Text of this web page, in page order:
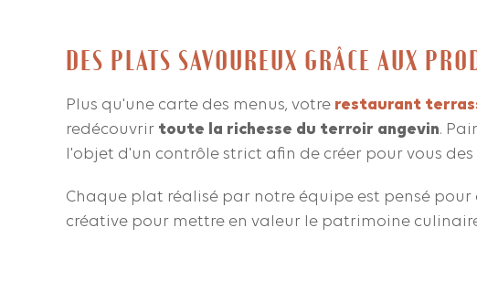
DES PLATS SAVOUREUX GRÂCE AUX
Plus qu'une carte des menus, votre restaurant
redécouvrir toute la richesse du terroir angevin.
l'objet d'un contrôle strict afin de créer pour vous
Chaque plat réalisé par notre équipe est pensé pour
créative pour mettre en valeur le patrimoine